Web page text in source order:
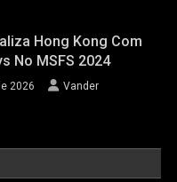
Hong Kong Com
No MSFS 2024
2026 Vander